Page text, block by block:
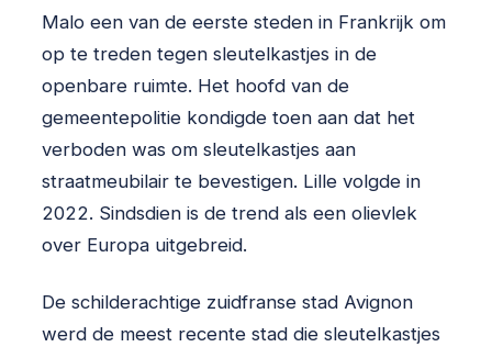
Malo een van de eerste steden in Frankrijk om
op te treden tegen sleutelkastjes in de
openbare ruimte. Het hoofd van de
gemeentepolitie kondigde toen aan dat het
verboden was om sleutelkastjes aan
straatmeubilair te bevestigen. Lille volgde in
2022. Sindsdien is de trend als een olievlek
over Europa uitgebreid.
De schilderachtige zuidfranse stad Avignon
werd de meest recente stad die sleutelkastjes